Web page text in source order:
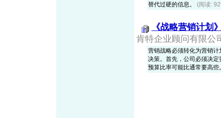
替代过硬的信息。 (阅读:
《战略营销计划
肯特企业顾问有限公
营销战略必须转化为营销
决策。首先，公司必须决
预算比率可能比通常要高